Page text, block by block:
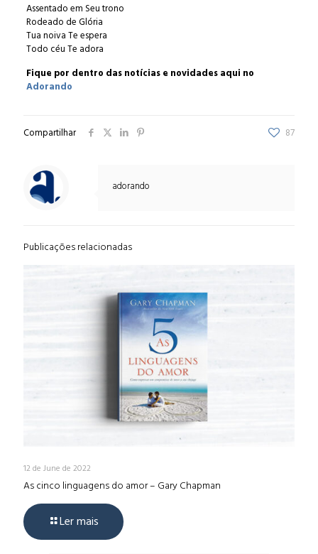
Assentado em Seu trono
Rodeado de Glória
Tua noiva Te espera
Todo céu Te adora
Fique por dentro das notícias e novidades aqui no
Adorando
Compartilhar 87
adorando
Publicações relacionadas
12 de June de 2022
As cinco linguagens do amor – Gary Chapman
Ler mais